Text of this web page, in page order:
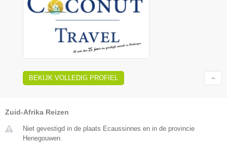
BEKIJK VOLLEDIG PROFIEL
Zuid-Afrika Reizen
Niet gevestigd in de plaats Ecaussinnes en in de provincie
Henegouwen.